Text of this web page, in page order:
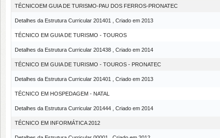
TÉCNICOEM GUIA DE TURISMO-PAU DOS FERROS-PRONATEC
Detalhes da Estrutura Curricular 201401 , Criado em 2013
TÉCNICO EM GUIA DE TURISMO - TOUROS
Detalhes da Estrutura Curricular 201438 , Criado em 2014
TÉCNICO EM GUIA DE TURISMO - TOUROS - PRONATEC
Detalhes da Estrutura Curricular 201401 , Criado em 2013
TÉCNICO EM HOSPEDAGEM - NATAL
Detalhes da Estrutura Curricular 201444 , Criado em 2014
TÉCNICO EM INFORMÁTICA 2012